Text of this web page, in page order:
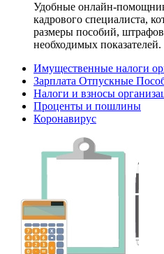
Удобные онлайн-
кадрового специалиста,
размеры пособий,
необходимых показателей.
Имущественные налоги
Зарплата Отпускные
Налоги и взносы
Проценты и пошлины
Коронавирус